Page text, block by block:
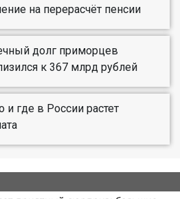
на перерасчёт пенсии
долг приморцев
к 367 млрд рублей
и где в России растет